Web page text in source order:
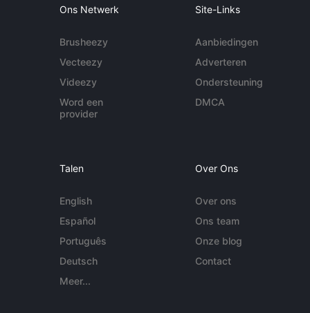
Ons Netwerk
Brusheezy
Vecteezy
Videezy
Word een
provider
Site-Links
Aanbiedingen
Adverteren
Ondersteuning
DMCA
Talen
English
Español
Português
Deutsch
Meer...
Over Ons
Over ons
Ons team
Onze blog
Contact